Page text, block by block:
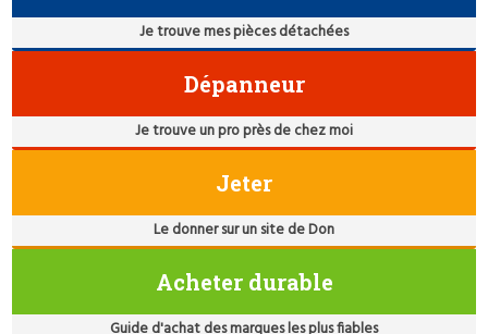
Je trouve mes pièces détachées
Dépanneur
Je trouve un pro près de chez moi
Jeter
Le donner sur un site de Don
Acheter durable
Guide d'achat des marques les plus fiables